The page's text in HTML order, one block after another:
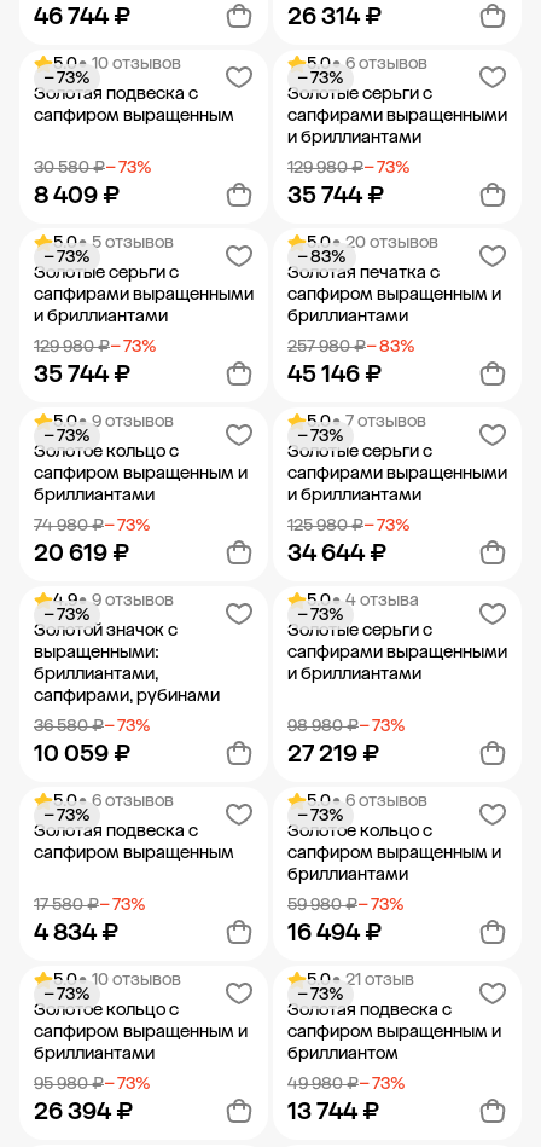
46 744 ₽
Добавить в корзину
26 314 ₽
Добавить в корзину
5.0• 10 отзывов
Золотая подвеска с
сапфиром выращенным
30 580 ₽− 73%
8 409 ₽
− 73%
Добавить в корзину
5.0• 6 отзывов
Золотые серьги с
сапфирами выращенными
и бриллиантами
129 980 ₽− 73%
35 744 ₽
− 73%
Добавить в корзину
5.0• 5 отзывов
Золотые серьги с
сапфирами выращенными
и бриллиантами
129 980 ₽− 73%
35 744 ₽
− 73%
Добавить в корзину
5.0• 20 отзывов
Золотая печатка с
сапфиром выращенным и
бриллиантами
257 980 ₽− 83%
45 146 ₽
− 83%
Добавить в корзину
5.0• 9 отзывов
Золотое кольцо с
сапфиром выращенным и
бриллиантами
74 980 ₽− 73%
20 619 ₽
− 73%
Добавить в корзину
5.0• 7 отзывов
Золотые серьги с
сапфирами выращенными
и бриллиантами
125 980 ₽− 73%
34 644 ₽
− 73%
Добавить в корзину
4.9• 9 отзывов
Золотой значок с
выращенными:
бриллиантами,
сапфирами, рубинами
36 580 ₽− 73%
10 059 ₽
− 73%
Добавить в корзину
5.0• 4 отзыва
Золотые серьги с
сапфирами выращенными
и бриллиантами
98 980 ₽− 73%
27 219 ₽
− 73%
Добавить в корзину
5.0• 6 отзывов
Золотая подвеска с
сапфиром выращенным
17 580 ₽− 73%
4 834 ₽
− 73%
Добавить в корзину
5.0• 6 отзывов
Золотое кольцо с
сапфиром выращенным и
бриллиантами
59 980 ₽− 73%
16 494 ₽
− 73%
Добавить в корзину
5.0• 10 отзывов
Золотое кольцо с
сапфиром выращенным и
бриллиантами
95 980 ₽− 73%
26 394 ₽
− 73%
5.0• 21 отзыв
Золотая подвеска с
сапфиром выращенным и
бриллиантом
49 980 ₽− 73%
13 744 ₽
− 73%